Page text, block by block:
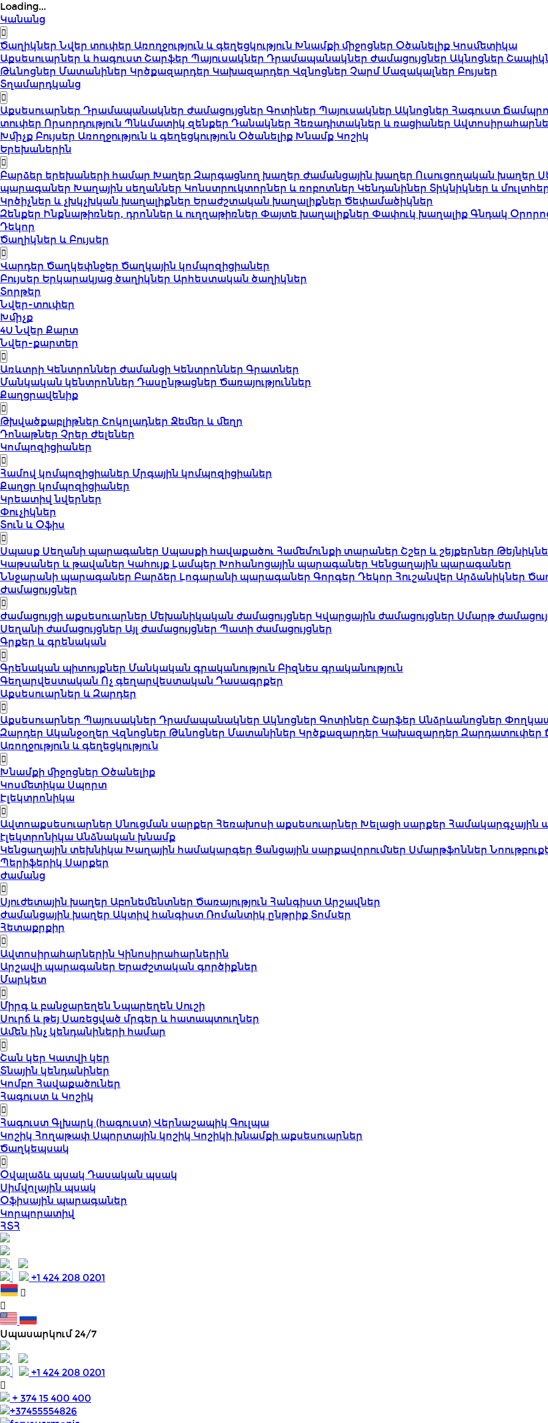
Loading...
Կանանց
ԾաղիկներՆվեր տուփեր Առողջություն և գեղեցկություն Խնամքի միջոցներ Օծանելիք Կոսմետիկա
Աքսեսուարներ և հագուստ Շարֆեր Պայուսակներ Դրամապանակներ Ժամացույցներ Ակնոցներ
Թևնոցներ Մատանիներ Կրծքազարդեր Կախազարդեր Վզնոցներ ՉարմՄազակալներ Բույսեր
Տղամարդկանց
Աքսեսուարներ Դրամապանակներ Ժամացույցներ Գոտիներ Պայուսակներ Ակնոցներ Հագուստ
տուփեր Որսորդություն Պնևմատիկ զենքեր Դանակներ Հեռադիտակներ և ռացիաներ
Խմիչք Բույսեր Առողջություն և գեղեցկություն Օծանելիք Խնամք Կոշիկ
Երեխաներին
Բարձեր երեխաների համար Խաղեր Զարգացնող խաղեր Ժամանցային խաղեր Ուսուցողական խաղեր
պարագաներ Խաղային սեղաններ Կոնստրուկտորներ և ռոբոտներ Կենդանիներ Տիկնիկներ և
Կրծիչներ և չխկչխկան խաղալիքներ Երաժշտական խաղալիքներ Ծեփամածիկներ
Զենքեր Ինքնաթիռներ, դրոններ և ուղղաթիռներ Փայտե խաղալիքներ Փափուկ խաղալիքԳնդակ
Դեկոր
Ծաղիկներ և Բույսեր
Վարդեր Ծաղկեփնջեր Ծաղկային կոմպոզիցիաներ
Բույսեր Երկարակյաց ծաղիկներ Արհեստական ծաղիկներ
Տորթեր
Նվեր-տուփեր
Խմիչք
4U Նվեր Քարտ
Նվեր-քարտեր
Առևտրի Կենտրոններ Ժամանցի Կենտրոններ Գրատներ
Մանկական կենտրոններ Դասընթացներ Ծառայություններ
Քաղցրավենիք
Թխվածքաբլիթներ Շոկոլադներ Ջեմեր և մեղր
Դոնաթներ Չրեր Ժելեներ
Կոմպոզիցիաներ
Համով կոմպոզիցիաներ Մրգային կոմպոզիցիաներ
Քաղցր կոմպոզիցիաներ
Կրեատիվ նվերներ
Փուչիկներ
Տուն և Օֆիս
Սպասք Սեղանի պարագաներ Սպասքի հավաքածու Համեմունքի տարաներ Շշեր և շեյքերներ
Կաթսաներ և թավաներ Կահույք Լամպեր Խոհանոցային պարագաներ Կենցաղային պարագաներ
Ննջարանի պարագաներ Բարձեր Լոգարանի պարագաներ Գորգեր Դեկոր Հուշանվեր Արձանիկներ
Ժամացույցներ
Ժամացույցի աքսեսուարներ Մեխանիկական ժամացույցներ Կվարցային ժամացույցներ Սմարթ
Սեղանի ժամացույցներ Այլ ժամացույցներ Պատի ժամացույցներ
Գրքեր և գրենական
Գրենական պիտույքներ Մանկական գրականություն Բիզնես գրականություն
Գեղարվեստական Ոչ գեղարվեստական Դասագրքեր
Աքսեսուարներ և Զարդեր
Աքսեսուարներ Պայուսակներ Դրամապանակներ Ակնոցներ Գոտիներ Շարֆեր Անձրևանոցներ
Զարդեր Ականջօղեր Վզնոցներ Թևնոցներ Մատանիներ Կրծքազարդեր Կախազարդեր Զարդատուփեր
Առողջություն և գեղեցկություն
Խնամքի միջոցներ Օծանելիք
Կոսմետիկա Սպորտ
Էլեկտրոնիկա
Ավտոաքսեսուարներ Սնուցման սարքեր Հեռախոսի աքսեսուարներ Խելացի սարքեր Համակարգչային
էլեկտրոնիկա Անձնական խնամք
Կենցաղային տեխնիկա Խաղային համակարգեր Ցանցային սարքավորումներ Սմարթֆոններ
Պերիֆերիկ Սարքեր
Ժամանց
Սյուժետային խաղեր Աբոնեմենտներ Ծառայություն Հանգիստ Արշավներ
Ժամանցային խաղեր Ակտիվ հանգիստ Ռոմանտիկ ընթրիք Տոմսեր
Հետաքրքիր
Ավտոսիրահարներին Կինոսիրահարներին
Արշավի պարագաներ Երաժշտական գործիքներ
Մարկետ
Միրգ և բանջարեղենՆպարեղեն Սուշի
Սուրճ և թեյ Սառեցված մրգեր և հատապտուղներ
Ամեն ինչ կենդանիների համար
Շան կեր Կատվի կեր
Տնային կենդանիներ
Կոմբո Հավաքածուներ
Հագուստ և Կոշիկ
Հագուստ Գլխարկ (հագուստ) Վերնաշապիկ Գուլպա
Կոշիկ Հողաթափ Սպորտային կոշիկ Կոշիկի խնամքի աքսեսուարներ
Ծաղկեպսակ
Օվալաձև պսակ Դասական պսակ
Սիմվոլային պսակ
Օֆիսային պարագաներ
Կորպորատիվ
ՀՏՀ
+1 424 208 0201
Սպասարկում 24/7
+1 424 208 0201
+ 374 15 400 400
+37455554826